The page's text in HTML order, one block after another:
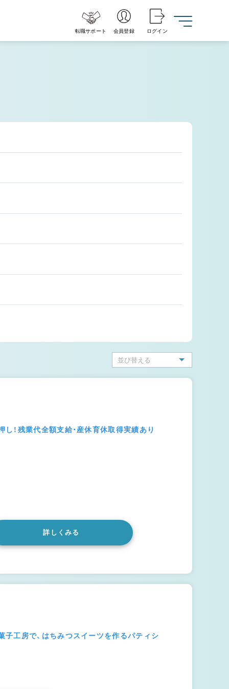
転職サポート 会員登録 ログイン
！残業代全額支給・産休育休取得実績あり
詳しくみる
工房で、はちみつスイーツを作るパティシ